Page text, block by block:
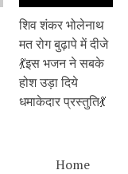
शिव शंकर भोलेनाथ
मत रोग बुढ़ापे में दीजे
💃इस भजन ने सबके
होश उड़ा दिये
धमाकेदार प्रस्तुति💃
Home